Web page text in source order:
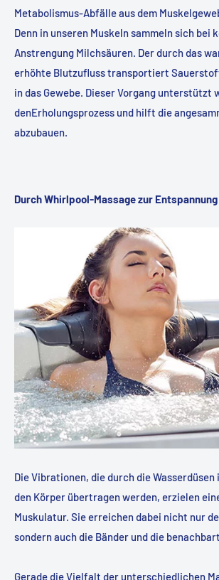
Metabolismus-Abfälle aus dem
Denn in unseren Muskeln sammeln sich bei
Anstrengung Milchsäuren. Der durch das
erhöhte Blutzufluss transportiert
in das Gewebe. Dieser Vorgang unterstützt
denErholungsprozess und hilft die
abzubauen.
Durch Whirlpool-Massage zur
Die Vibrationen, die durch die
den Körper übertragen werden, erzielen
Muskulatur. Sie erreichen dabei nicht nur
sondern auch die Bänder und die
Gerade die Vielfalt der unterschiedlichen